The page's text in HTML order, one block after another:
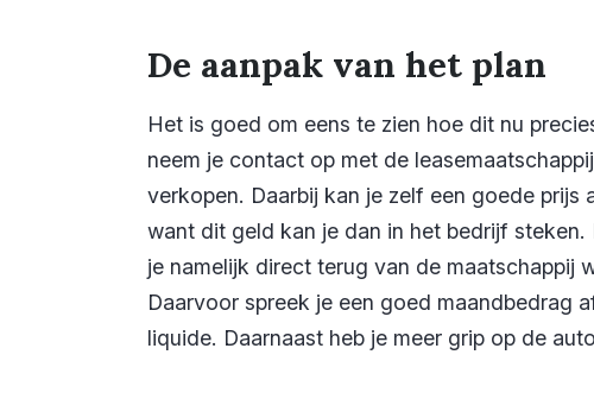
De aanpak van het plan
Het is goed om eens te zien hoe dit nu
neem je contact op met de
verkopen. Daarbij kan je zelf een goede prijs
want dit geld kan je dan in het bedrijf
je namelijk direct terug van de maatschappij
Daarvoor spreek je een goed maandbedrag
liquide. Daarnaast heb je meer grip op de